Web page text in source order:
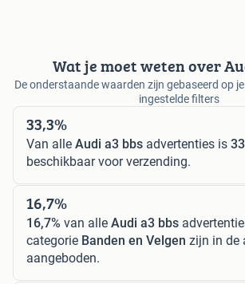
Wat je moet weten over
De onderstaande waarden zijn gebaseerd op
ingestelde filters
33,3%
Van alle Audi a3 bbs advertenties is
beschikbaar voor verzending.
16,7%
16,7% van alle Audi a3 bbs
categorie Banden en Velgen zijn in de
aangeboden.